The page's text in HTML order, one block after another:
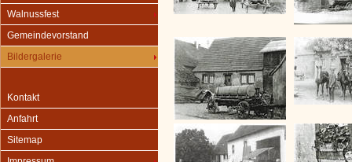
Walnussfest
Gemeindevorstand
Bildergalerie
Kontakt
Anfahrt
Sitemap